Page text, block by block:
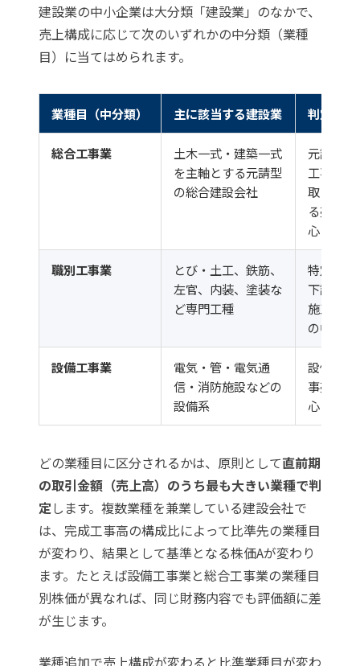
建設業の中小企業は大分類「建設業」のなかで、
売上構成に応じて次のいずれかの中分類（業種
目）に当てはめられます。
業種目（中分類） 主に該当する建設業 判定の目
総合工事業
土木一式・建築一式
を主軸とする元請型
の総合建設会社
元請とし
工事全体
取りまと
る売上が
心
職別工事業
とび・土工、鉄筋、
左官、内装、塗装な
ど専門工種
特定工種
下請・専
施工が売
の中心
設備工事業
電気・管・電気通
信・消防施設などの
設備系
設備系の
事売上が
心
どの業種目に区分されるかは、原則として直前期
の取引金額（売上高）のうち最も大きい業種で判
定します。複数業種を兼業している建設会社で
は、完成工事高の構成比によって比準先の業種目
が変わり、結果として基準となる株価Aが変わり
ます。たとえば設備工事業と総合工事業の業種目
別株価が異なれば、同じ財務内容でも評価額に差
が生じます。
業種追加で売上構成が変わると比準業種目が変わ